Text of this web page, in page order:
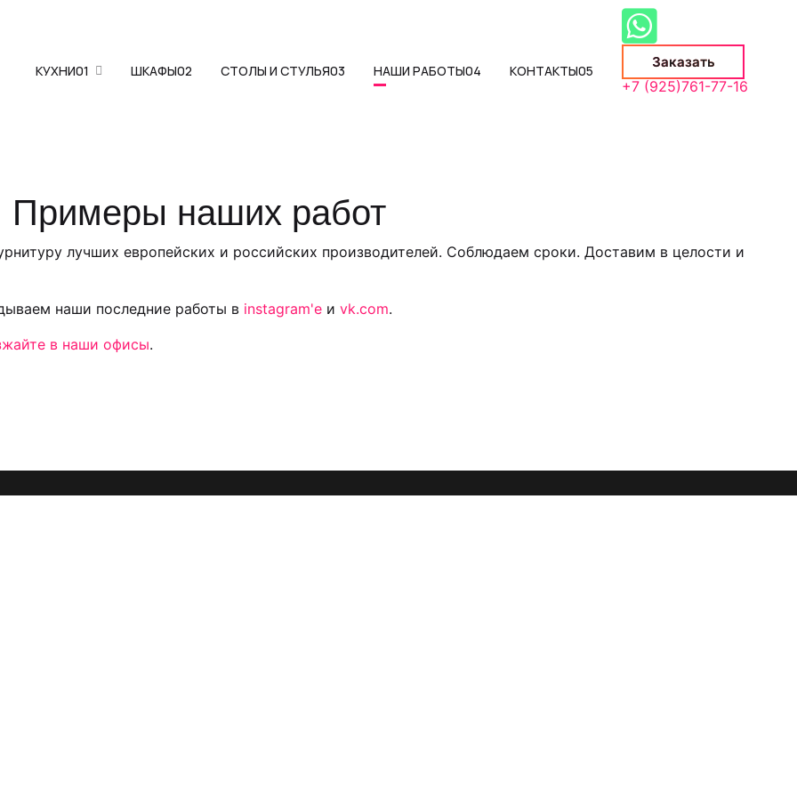
Заказать
+7 (925)761-77-16
КУХНИ01 ШКАФЫ02 СТОЛЫ И СТУЛЬЯ03 НАШИ РАБОТЫ04 КОНТАКТЫ05
Примеры наших работ
лучших европейских и российских производителей. Соблюдаем сроки. Доставим в целости и
наши последние работы в instagram'е и vk.com.
в наши офисы.